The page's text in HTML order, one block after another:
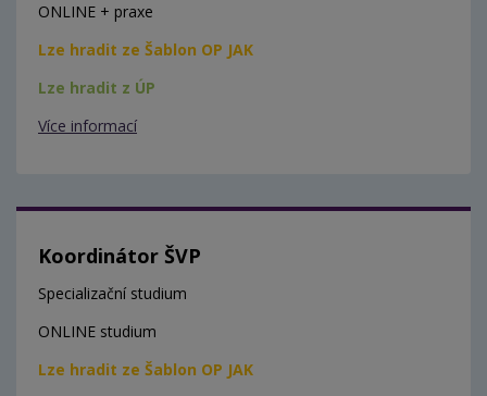
ONLINE + praxe
Lze hradit ze Šablon OP JAK
Lze hradit z ÚP
Více informací
Koordinátor ŠVP
Specializační studium
ONLINE studium
Lze hradit ze Šablon OP JAK